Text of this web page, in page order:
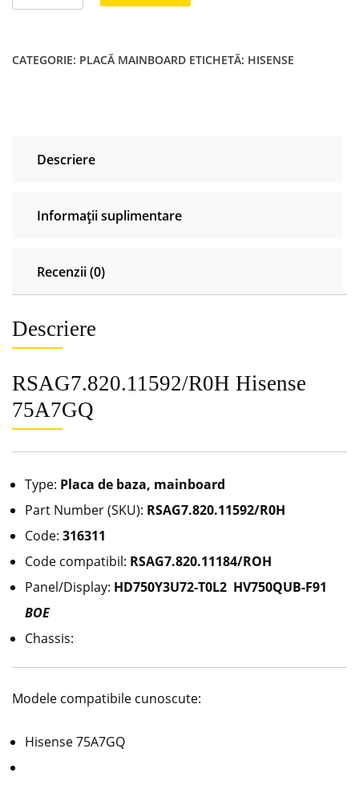
RSAG7.820.11592/R0H
RSAG7.820.11184/ROH
CATEGORIE: PLACĂ MAINBOARD ETICHETĂ: HISENSE
Descriere
Informații suplimentare
Recenzii (0)
Descriere
RSAG7.820.11592/R0H Hisense
75A7GQ
Type: Placa de baza, mainboard
Part Number (SKU): RSAG7.820.11592/R0H
Code: 316311
Code compatibil: RSAG7.820.11184/ROH
Panel/Display: HD750Y3U72-T0L2 HV750QUB-F91
BOE
Chassis:
Modele compatibile cunoscute:
Hisense 75A7GQ